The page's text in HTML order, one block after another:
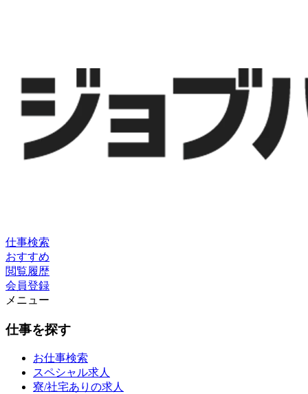
仕事検索
おすすめ
閲覧履歴
会員登録
メニュー
仕事を探す
お仕事検索
スペシャル求人
寮/社宅ありの求人